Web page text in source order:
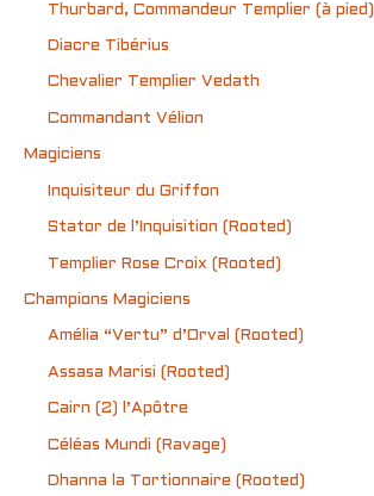
Thurbard, Commandeur Templier (à pied)
Diacre Tibérius
Chevalier Templier Vedath
Commandant Vélion
Magiciens
Inquisiteur du Griffon
Stator de l’Inquisition (Rooted)
Templier Rose Croix (Rooted)
Champions Magiciens
Amélia “Vertu” d’Orval (Rooted)
Assasa Marisi (Rooted)
Cairn (2) l’Apôtre
Céléas Mundi (Ravage)
Dhanna la Tortionnaire (Rooted)